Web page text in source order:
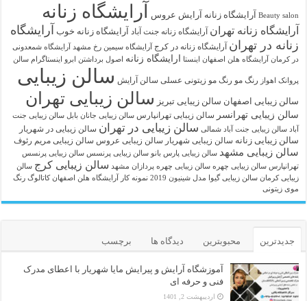
Beauty salon آرايشگاه زنانه آرایش عروس آرایشگاه زنانه
آرایشگاه زنانه تهران آرایشگاه زنانه جنت آباد آرایشگاه زنانه خوب آرایشگاه
زنانه در تهران آرایشگاه زنانه در کرج آرایشگاه سیمین رخ مشهد
آرایشگاه شمعدونی
در کرمان آرایشگاه هلن اصفهان اینستا ارایشگاه زنانه اصول برداشتن ابرو اینستاگرام سالن
پروانک اهواز رنگ مو رنگ مو زیتونی عسلی سالن آرایش سالن زیبایی
سالن زیبایی اصفهان سالن زیبایی تبریز سالن زیبایی تهران
سالن زیبایی تهرانسر سالن زیبایی تهرانپارس سالن زیبایی جانان بابل سالن زیبایی جنت
آباد سالن زیبایی جنت آباد شمالی سالن زیبایی در تهران سالن زیبایی در شهریار
سالن زیبایی زنانه سالن زیبایی شهریار سالن زیبایی عروس سالن زیبایی مریم رئوف
سالن زیبایی مشهد سالن زیبایی پارس بانو سالن زیبایی پرنسس سالن زیبایی پرنسس
تهرانپارس سالن زیبایی چهره سالن زیبایی چهره پردازان مشهد سالن زیبایی کرج سالن
زیبایی کرمان سالن زیبایی گیوا مدل شینیون 2019 نمونه کار آرایشگاه هلن اصفهان کاتالوگ رنگ
موی زیتونی
جدیدترین محبوبترین دیدگاه ها برچسب
آموزشگاه آرایش و پیرایش مایا شهریار با اعطای مدرک
فنی و حرفه ای
اردیبهشت 2, 1401